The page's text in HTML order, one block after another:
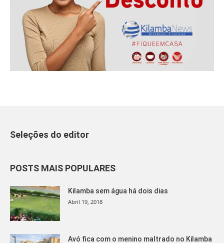
Seleções do editor
POSTS MAIS POPULARES
Kilamba sem água há dois dias
Abril 19, 2018
Avó fica com o menino maltrado no Kilamba